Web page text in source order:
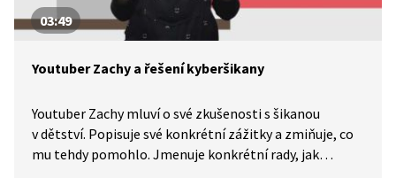
03:49
Youtuber Zachy a řešení kyberšikany
Youtuber Zachy mluví o své zkušenosti s šikanou
v dětství. Popisuje své konkrétní zážitky a zmiňuje, co
mu tehdy pomohlo. Jmenuje konkrétní rady, jak